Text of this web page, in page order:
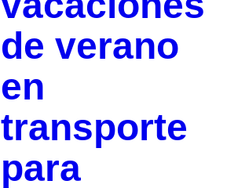
de verano
en
transporte
para